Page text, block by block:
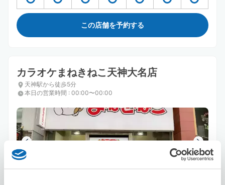
この店舗を予約する
カラオケまねきねこ天神大名店
天神駅から徒歩5分
本日の営業時間 : 00:00〜00:00